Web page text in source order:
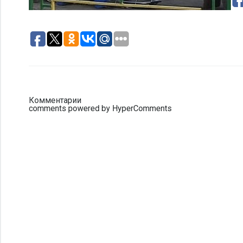
Комментарии
comments powered by HyperComments